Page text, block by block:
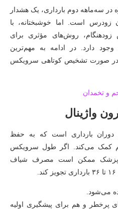
سه‌ماهه دوم بارداری، یک هشدار
است. اما خوشبختانه، با
روش‌های مؤثری برای
دارد. در ادامه به مهم‌ترین
صورت تشخیص کوتاهی سرویکس
و تخمدان
دوران بارداری است که به حفظ
کمک می‌کند. اگر طول سرویکس
باشد، پزشک ممکن است مصرف شیاف
می‌شود.
پرخطر و هم برای پیشگیری اولیه